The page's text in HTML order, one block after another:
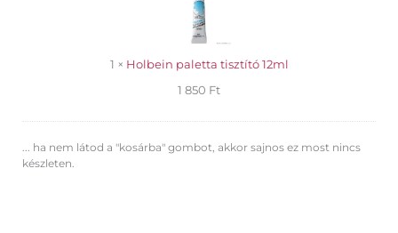
12ml
1 × Holbein paletta tisztító 12ml
1 850 Ft
... ha nem látod a "kosárba" gombot, akkor sajnos ez most nincs
készleten.